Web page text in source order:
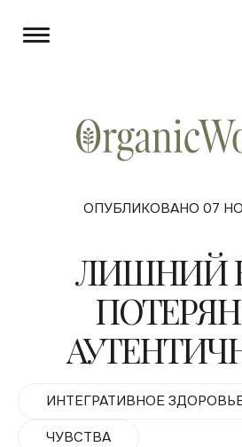
ОПУБЛИКОВАНО 07
ЛИШНИЙ
ИНТЕГРАТИВНОЕ
ЧУВСТВА